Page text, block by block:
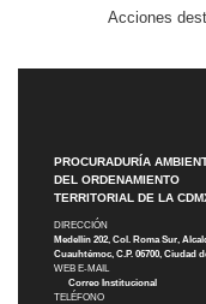
Acciones
PROCURADURÍA
DEL ORDENAMIENTO
TERRITORIAL DE LA
DIRECCIÓN
Medellín 202, Col. Roma Sur,
Cuauhtémoc, C.P. 06700, Ciudad
WEB E-MAIL
Correo Institucional
TELÉFONO